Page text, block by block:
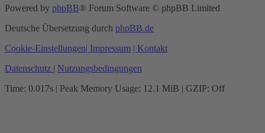
Powered by phpBB® Forum Software © phpBB Limited
Deutsche Übersetzung durch phpBB.de
Cookie-Einstellungen| Impressum | Kontakt
Datenschutz | Nutzungsbedingungen
Time: 0.017s | Peak Memory Usage: 12.1 MiB | GZIP: Off